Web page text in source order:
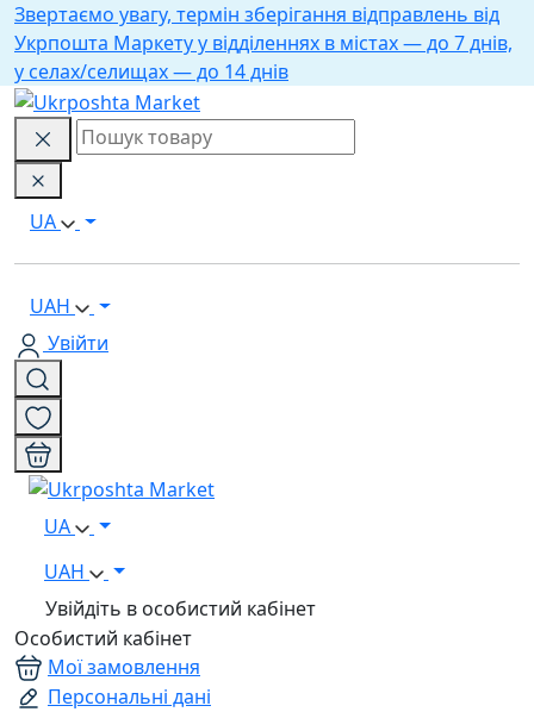
Звертаємо увагу, термін зберігання відправлень від
Укрпошта Маркету у відділеннях в містах — до 7 днів,
у селах/селищах — до 14 днів
UA
UAH
Увійти
UA
UAH
Увійдіть в особистий кабінет
Особистий кабінет
Мої замовлення
Персональні дані